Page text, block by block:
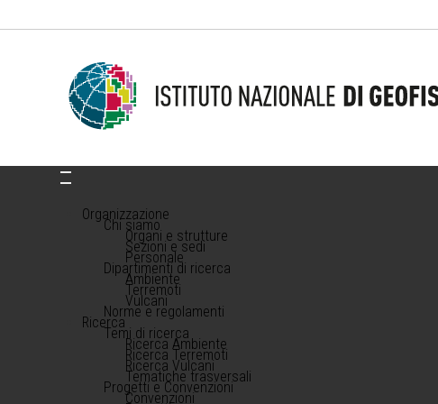
Organizzazione
Chi siamo
Organi e strutture
Sezioni e sedi
Personale
Dipartimenti di ricerca
Ambiente
Terremoti
Vulcani
Norme e regolamenti
Ricerca
Temi di ricerca
Ricerca Ambiente
Ricerca Terremoti
Ricerca Vulcani
Tematiche trasversali
Progetti e Convenzioni
Convenzioni